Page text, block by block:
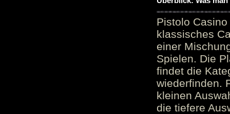
Pistolo
klassisches
einer
Spielen. Die
findet die
wiederfinden.
kleinen
die tiefere